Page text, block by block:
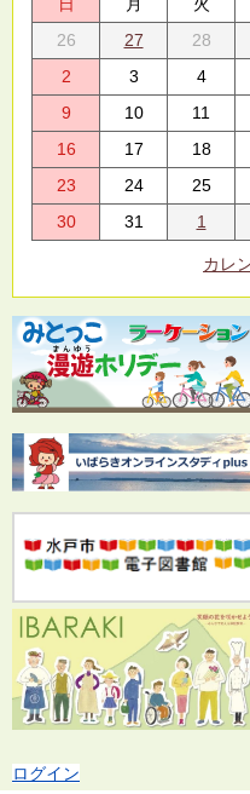
26
27 28
2
3 4
9
10 11
16
17 18
23
24 25
30
31 1
カレ
ログイン